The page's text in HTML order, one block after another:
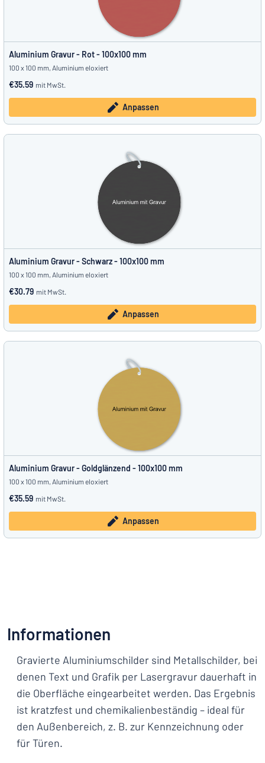
Aluminium Gravur - Rot - 100x100 mm
100 x 100 mm, Aluminium eloxiert
€35.59 mit MwSt.
Anpassen
Aluminium Gravur - Schwarz - 100x100 mm
100 x 100 mm, Aluminium eloxiert
€30.79 mit MwSt.
Anpassen
Aluminium Gravur - Goldglänzend - 100x100 mm
100 x 100 mm, Aluminium eloxiert
€35.59 mit MwSt.
Anpassen
Informationen
Gravierte Aluminiumschilder sind Metallschilder, bei
denen Text und Grafik per Lasergravur dauerhaft in
die Oberfläche eingearbeitet werden. Das Ergebnis
ist kratzfest und chemikalienbeständig – ideal für
den Außenbereich, z. B. zur Kennzeichnung oder
für Türen.